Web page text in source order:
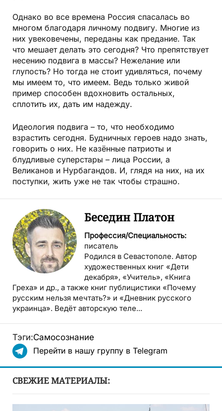
Однако во все времена Россия спасалась во
многом благодаря личному подвигу. Многие из
них увековечены, переданы как предание. Так
что мешает делать это сегодня? Что препятствует
несению подвига в массы? Нежелание или
глупость? Но тогда не стоит удивляться, почему
мы имеем то, что имеем. Ведь только живой
пример способен вдохновить остальных,
сплотить их, дать им надежду.
Идеология подвига – то, что необходимо
взрастить сегодня. Будничных героев надо знать,
говорить о них. Не казённые патриоты и
блудливые суперстары – лица России, а
Великанов и Нурбагандов. И, глядя на них, на их
поступки, жить уже не так чтобы страшно.
Беседин Платон
Профессия/Специальность:
писатель
Родился в Севастополе. Автор
художественных книг «Дети
декабря», «Учитель», «Книга
Греха» и др., а также книг публицистики «Почему
русским нельзя мечтать?» и «Дневник русского
украинца». Ведёт авторскую теле...
Тэги:Самосознание
Перейти в нашу группу в Telegram
СВЕЖИЕ МАТЕРИАЛЫ: